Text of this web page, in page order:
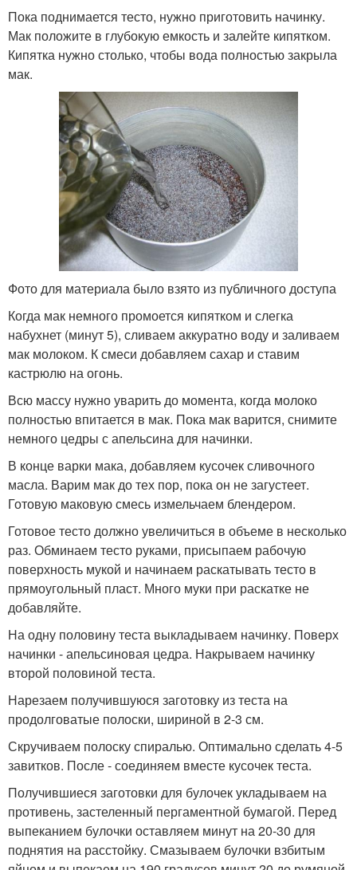
Пока поднимается тесто, нужно приготовить начинку.
Мак положите в глубокую емкость и залейте кипятком.
Кипятка нужно столько, чтобы вода полностью закрыла
мак.
Фото для материала было взято из публичного доступа
Когда мак немного промоется кипятком и слегка
набухнет (минут 5), сливаем аккуратно воду и заливаем
мак молоком. К смеси добавляем сахар и ставим
кастрюлю на огонь.
Всю массу нужно уварить до момента, когда молоко
полностью впитается в мак. Пока мак варится, снимите
немного цедры с апельсина для начинки.
В конце варки мака, добавляем кусочек сливочного
масла. Варим мак до тех пор, пока он не загустеет.
Готовую маковую смесь измельчаем блендером.
Готовое тесто должно увеличиться в объеме в несколько
раз. Обминаем тесто руками, присыпаем рабочую
поверхность мукой и начинаем раскатывать тесто в
прямоугольный пласт. Много муки при раскатке не
добавляйте.
На одну половину теста выкладываем начинку. Поверх
начинки - апельсиновая цедра. Накрываем начинку
второй половиной теста.
Нарезаем получившуюся заготовку из теста на
продолговатые полоски, шириной в 2-3 см.
Скручиваем полоску спиралью. Оптимально сделать 4-5
завитков. После - соединяем вместе кусочек теста.
Получившиеся заготовки для булочек укладываем на
противень, застеленный пергаментной бумагой. Перед
выпеканием булочки оставляем минут на 20-30 для
поднятия на расстойку. Смазываем булочки взбитым